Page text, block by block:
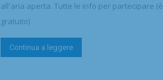
all'aria aperta. Tutte le info per partecipare (è
gratuito)
Continua a leggere